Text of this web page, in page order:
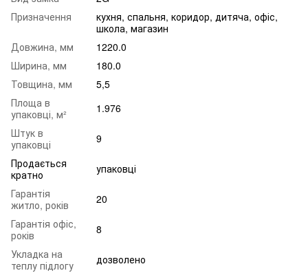
Призначення
кухня, спальня, коридор, дитяча, офіс,
школа, магазин
Довжина, мм
1220.0
Ширина, мм
180.0
Товщина, мм
5,5
Площа в
упаковці, м²
1.976
Штук в
упаковці
9
Продається
кратно
упаковці
Гарантія
житло, років
20
Гарантія офіс,
років
8
Укладка на
теплу підлогу
дозволено